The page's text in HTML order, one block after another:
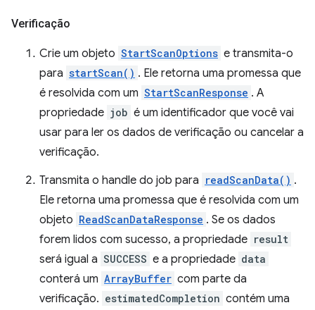
Verificação
Crie um objeto StartScanOptions e transmita-o
para startScan() . Ele retorna uma promessa que
é resolvida com um StartScanResponse . A
propriedade job é um identificador que você vai
usar para ler os dados de verificação ou cancelar a
verificação.
Transmita o handle do job para readScanData() .
Ele retorna uma promessa que é resolvida com um
objeto ReadScanDataResponse . Se os dados
forem lidos com sucesso, a propriedade result
será igual a SUCCESS e a propriedade data
conterá um ArrayBuffer com parte da
verificação. estimatedCompletion contém uma